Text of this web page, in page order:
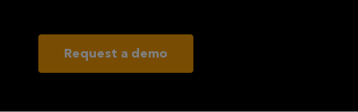
Request a demo